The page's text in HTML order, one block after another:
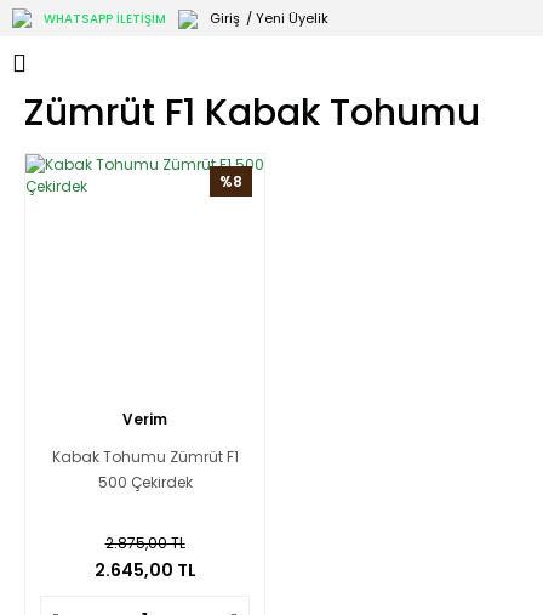
WHATSAPP İLETİŞİM Giriş / Yeni Üyelik
Zümrüt F1 Kabak Tohumu
%8
Verim
Kabak Tohumu Zümrüt F1
500 Çekirdek
2.875,00 TL
2.645,00 TL